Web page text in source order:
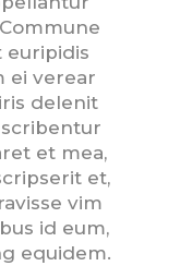
euripidis
ei verear
delenit
et mea,
et,
vim
id eum,
equidem.